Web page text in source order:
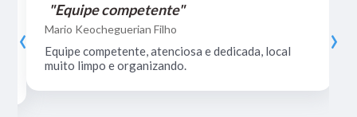
"Equipe competente"
Mario Keocheguerian Filho
Equipe competente, atenciosa e dedicada, local
muito limpo e organizando.
‹ ›